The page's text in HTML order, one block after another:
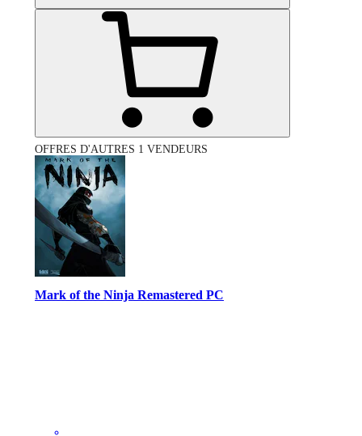
OFFRES D'AUTRES 1 VENDEURS
Mark of the Ninja Remastered PC